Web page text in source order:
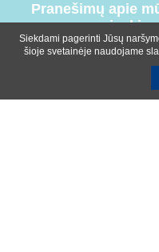
Pranešimų apie
Siekdami pagerinti Jūsų
šioje svetainėje naudojame